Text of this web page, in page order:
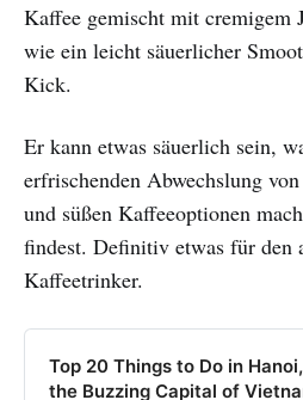
Kaffee gemischt mit cremigem
wie ein leicht säuerlicher
Kick.
Er kann etwas säuerlich sein,
erfrischenden Abwechslung
und süßen Kaffeeoptionen
findest. Definitiv etwas für den
Kaffeetrinker.
Top 20 Things to Do in Hanoi,
the Buzzing Capital of